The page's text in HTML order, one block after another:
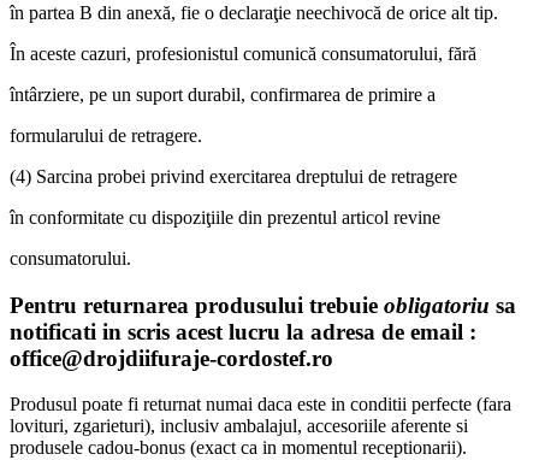
în partea B din anexă, fie o declaraţie neechivocă de orice alt tip.
În aceste cazuri, profesionistul comunică consumatorului, fără
întârziere, pe un suport durabil, confirmarea de primire a
formularului de retragere.
(4) Sarcina probei privind exercitarea dreptului de retragere
în conformitate cu dispoziţiile din prezentul articol revine
consumatorului.
Pentru returnarea produsului trebuie obligatoriu sa
notificati in scris acest lucru la adresa de email :
office@drojdiifuraje-cordostef.ro
Produsul poate fi returnat numai daca este in conditii perfecte (fara
lovituri, zgarieturi), inclusiv ambalajul, accesoriile aferente si
produsele cadou-bonus (exact ca in momentul receptionarii).